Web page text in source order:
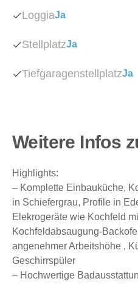
LoggiaJa
StellplatzJa
TiefgaragenstellplatzJa
Weitere Infos
Highlights:
– Komplette Einbauküche,
in Schiefergrau, Profile in
Elekrogeräte wie Kochfeld
Kochfeldabsaugung-
angenehmer Arbeitshöhe ,
Geschirrspüler
– Hochwertige